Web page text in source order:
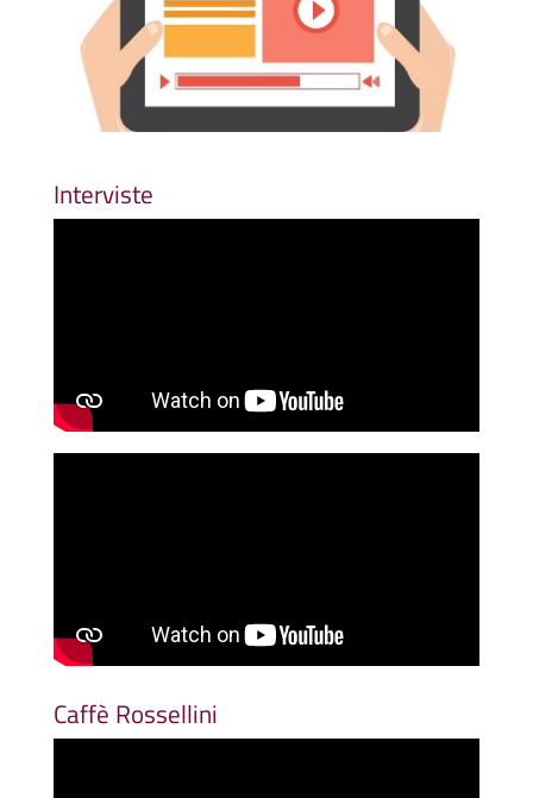
Interviste
Caffè Rossellini